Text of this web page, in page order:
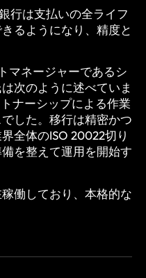
行は支払いの全ライフ
るようになり、精度と
マネージャーであるシ
次のように述べていま
ナーシップによる作業
した。移行は精密かつ
全体のISO 20022切り
を整えて運用を開始す
働しており、本格的な